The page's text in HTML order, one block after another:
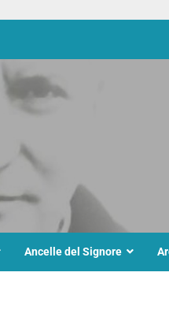
Ancelle del Signore